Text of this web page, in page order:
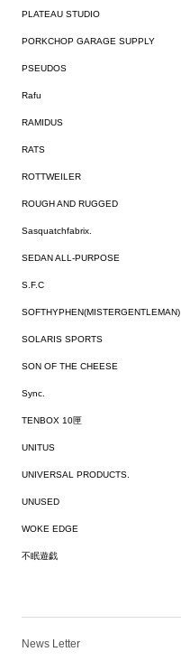
PLATEAU STUDIO
PORKCHOP GARAGE SUPPLY
PSEUDOS
Rafu
RAMIDUS
RATS
ROTTWEILER
ROUGH AND RUGGED
Sasquatchfabrix.
SEDAN ALL-PURPOSE
S.F.C
SOFTHYPHEN(MISTERGENTLEMAN)
SOLARIS SPORTS
SON OF THE CHEESE
Sync.
TENBOX 10匣
UNITUS
UNIVERSAL PRODUCTS.
UNUSED
WOKE EDGE
不眠遊戯
News Letter